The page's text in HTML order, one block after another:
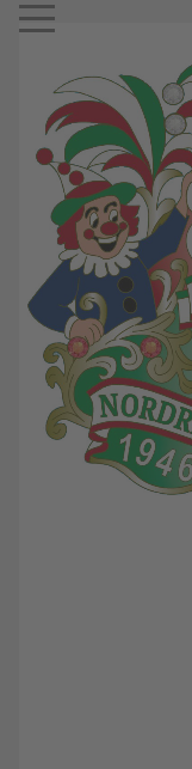
Mobile Menu Toggle